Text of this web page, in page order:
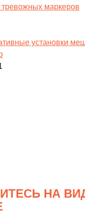
маркеров
установки
НА